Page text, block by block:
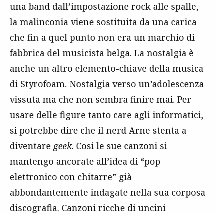
una band dall’impostazione rock alle spalle,
la malinconia viene sostituita da una carica
che fin a quel punto non era un marchio di
fabbrica del musicista belga. La nostalgia è
anche un altro elemento-chiave della musica
di Styrofoam. Nostalgia verso un’adolescenza
vissuta ma che non sembra finire mai. Per
usare delle figure tanto care agli informatici,
si potrebbe dire che il nerd Arne stenta a
diventare geek. Cosi le sue canzoni si
mantengo ancorate all’idea di “pop
elettronico con chitarre” già
abbondantemente indagate nella sua corposa
discografia. Canzoni ricche di uncini